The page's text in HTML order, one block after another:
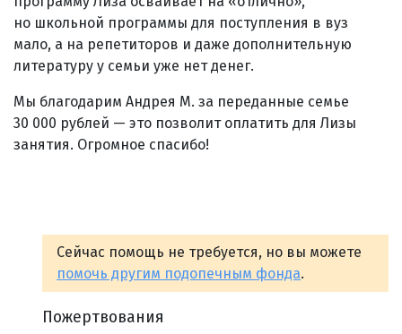
но школьной программы для поступления в вуз
мало, а на репетиторов и даже дополнительную
литературу у семьи уже нет денег.
Мы благодарим Андрея М. за переданные семье
30 000 рублей — это позволит оплатить для Лизы
занятия. Огромное спасибо!
Сейчас помощь не требуется, но вы можете
помочь другим подопечным фонда.
Пожертвования